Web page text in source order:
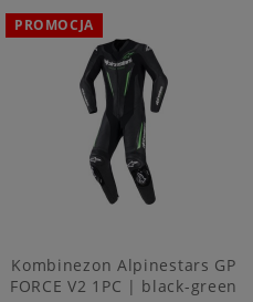
Kombinezon Alpinestars GP
FORCE V2 1PC | black-green
PROMOCJA